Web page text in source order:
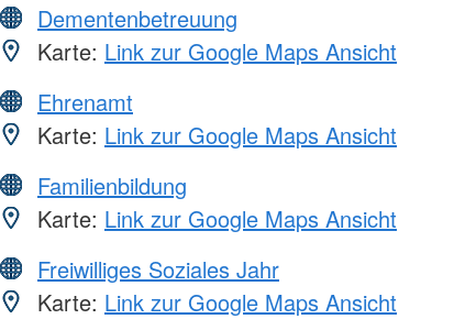
Dementenbetreuung
Karte: Link zur Google Maps Ansicht
Ehrenamt
Karte: Link zur Google Maps Ansicht
Familienbildung
Karte: Link zur Google Maps Ansicht
Freiwilliges Soziales Jahr
Karte: Link zur Google Maps Ansicht